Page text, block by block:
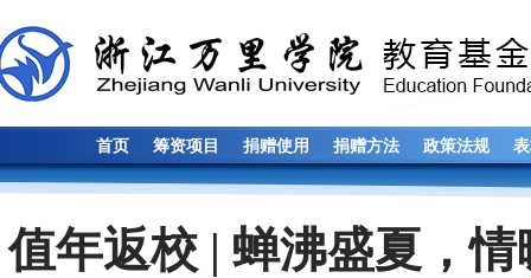
首页 筹资项目 捐赠使用 捐赠方法 政策法规
值年返校 | 蝉沸盛夏，